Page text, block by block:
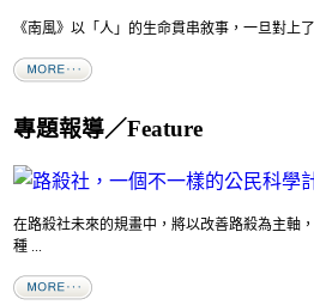
《南風》以「人」的生命貫串敘事，一旦對上
專題報導／Feature
在路殺社未來的規畫中，將以改善路殺為主軸
種 ...